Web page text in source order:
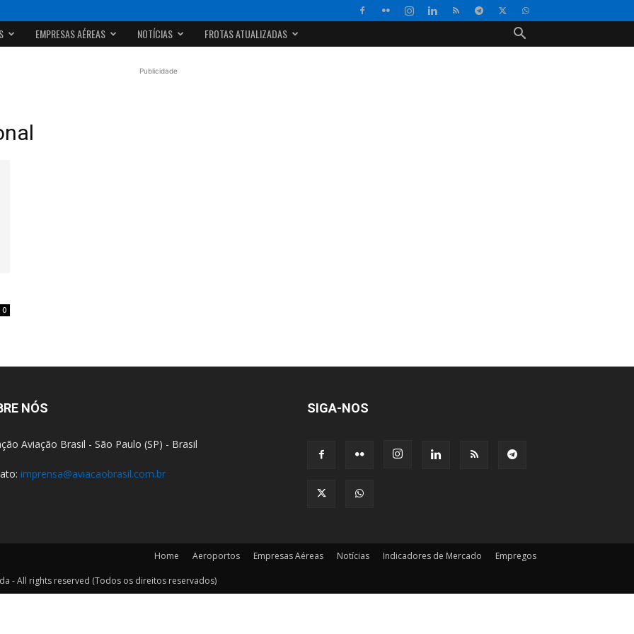
EMPRESAS AÉREAS NOTÍCIAS FROTAS ATUALIZADAS
Publicidade
0
NÓS
Aviação Brasil - São Paulo (SP) - Brasil
imprensa@aviacaobrasil.com.br
SIGA-NOS
Home Aeroportos Empresas Aéreas Notícias Indicadores de Mercado Empregos
- All rights reserved (Todos os direitos reservados)